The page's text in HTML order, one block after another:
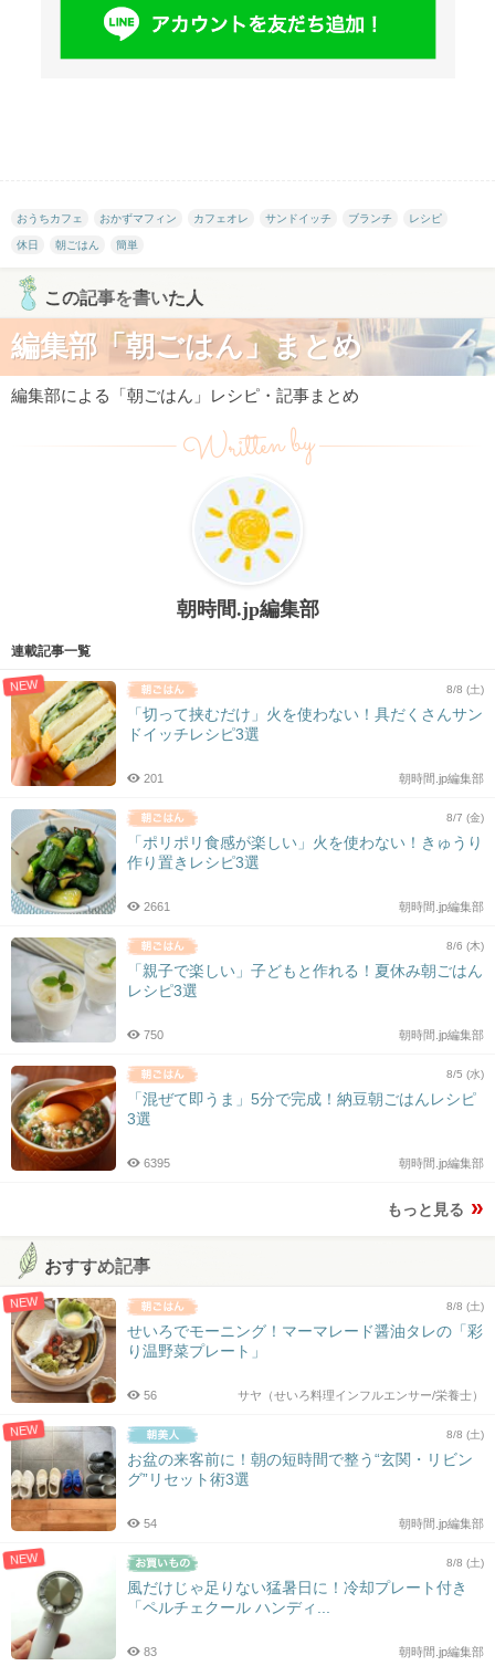
おうちカフェ おかずマフィン カフェオレ サンドイッチ ブランチ レシピ
休日 朝ごはん 簡単
この記事を書いた人
編集部「朝ごはん」まとめ
編集部による「朝ごはん」レシピ・記事まとめ
Written by
朝時間.jp編集部
連載記事一覧
NEW 8/8 (土)
「切って挟むだけ」火を使わない！具だくさんサン
ドイッチレシピ3選
朝時間.jp編集部
201
8/7 (金)
「ポリポリ食感が楽しい」火を使わない！きゅうり
作り置きレシピ3選
朝時間.jp編集部
2661
8/6 (木)
「親子で楽しい」子どもと作れる！夏休み朝ごはん
レシピ3選
朝時間.jp編集部
750
8/5 (水)
「混ぜて即うま」5分で完成！納豆朝ごはんレシピ
3選
朝時間.jp編集部
6395
もっと見る
おすすめ記事
NEW 8/8 (土)
せいろでモーニング！マーマレード醤油タレの「彩
り温野菜プレート」
サヤ（せいろ料理インフルエンサー/栄養士）
56
NEW 8/8 (土)
お盆の来客前に！朝の短時間で整う“玄関・リビン
グ”リセット術3選
朝時間.jp編集部
54
NEW 8/8 (土)
風だけじゃ足りない猛暑日に！冷却プレート付き
「ペルチェクール ハンディ...
朝時間.jp編集部
83